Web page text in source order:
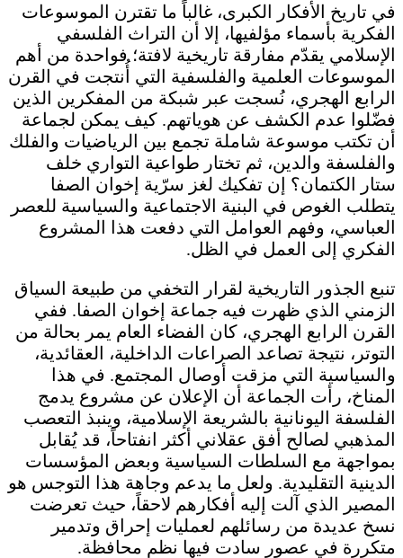
في تاريخ الأفكار الكبرى، غالباً ما تقترن الموسوعات
الفكرية بأسماء مؤلفيها، إلا أن التراث الفلسفي
الإسلامي يقدّم مفارقة تاريخية لافتة؛ فواحدة من أهم
الموسوعات العلمية والفلسفية التي أُنتجت في القرن
الرابع الهجري، نُسجت عبر شبكة من المفكرين الذين
فضّلوا عدم الكشف عن هوياتهم. كيف يمكن لجماعة
أن تكتب موسوعة شاملة تجمع بين الرياضيات والفلك
والفلسفة والدين، ثم تختار طواعية التواري خلف
ستار الكتمان؟ إن تفكيك لغز سرّية إخوان الصفا
يتطلب الغوص في البنية الاجتماعية والسياسية للعصر
العباسي، وفهم العوامل التي دفعت هذا المشروع
الفكري إلى العمل في الظل.
تنبع الجذور التاريخية لقرار التخفي من طبيعة السياق
الزمني الذي ظهرت فيه جماعة إخوان الصفا. ففي
القرن الرابع الهجري، كان الفضاء العام يمر بحالة من
التوتر، نتيجة تصاعد الصراعات الداخلية، العقائدية،
والسياسية التي مزقت أوصال المجتمع. في هذا
المناخ، رأت الجماعة أن الإعلان عن مشروع يدمج
الفلسفة اليونانية بالشريعة الإسلامية، وينبذ التعصب
المذهبي لصالح أفق عقلاني أكثر انفتاحاً، قد يُقابل
بمواجهة مع السلطات السياسية وبعض المؤسسات
الدينية التقليدية. ولعل ما يدعم وجاهة هذا التوجس هو
المصير الذي آلت إليه أفكارهم لاحقاً، حيث تعرضت
نسخ عديدة من رسائلهم لعمليات إحراق وتدمير
متكررة في عصور سادت فيها نظم محافظة.